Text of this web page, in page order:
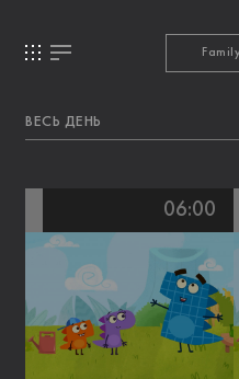
ВЕСЬ ДЕНЬ
06:00